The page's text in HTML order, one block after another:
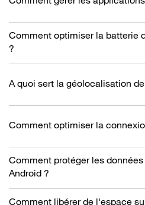
Comment optimiser la batterie
?
A quoi sert la géolocalisation
Comment optimiser la
Comment protéger les
Android ?
Comment libérer de l'espace